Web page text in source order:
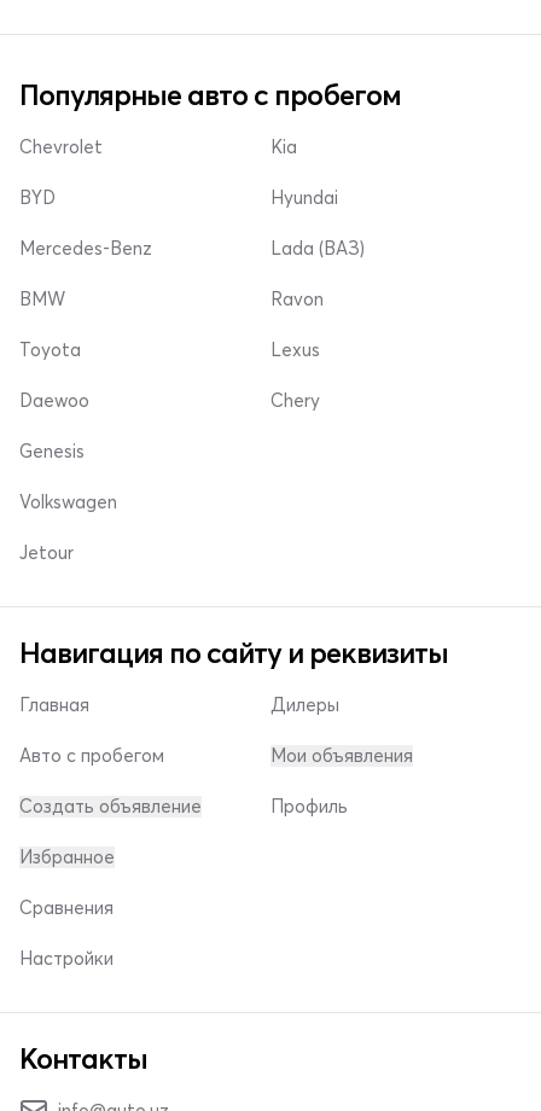
Популярные авто с пробегом
Chevrolet
BYD
Mercedes-Benz
Kia
Hyundai
Lada (ВАЗ)
BMW
Toyota
Daewoo
Ravon
Lexus
Chery
Genesis
Volkswagen
Jetour
Навигация по сайту и реквизиты
Главная
Авто с пробегом
Создать объявление
Дилеры
Мои объявления
Профиль
Избранное
Сравнения
Настройки
Контакты